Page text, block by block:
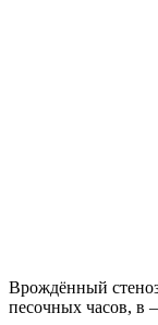
Врождённый
песочных часов, в